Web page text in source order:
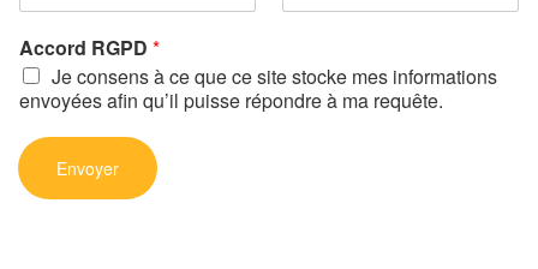
Accord RGPD *
Je consens à ce que ce site stocke mes informations
envoyées afin qu’il puisse répondre à ma requête.
Envoyer